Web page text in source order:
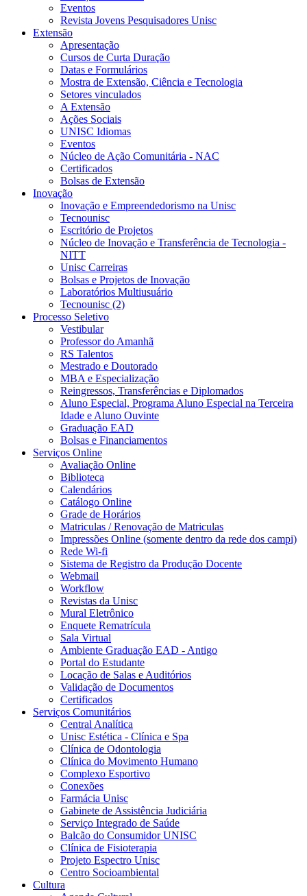
Eventos
Revista Jovens Pesquisadores Unisc
Extensão
Apresentação
Cursos de Curta Duração
Datas e Formulários
Mostra de Extensão, Ciência e Tecnologia
Setores vinculados
A Extensão
Ações Sociais
UNISC Idiomas
Eventos
Núcleo de Ação Comunitária - NAC
Certificados
Bolsas de Extensão
Inovação
Inovação e Empreendedorismo na Unisc
Tecnounisc
Escritório de Projetos
Núcleo de Inovação e Transferência de Tecnologia -
NITT
Unisc Carreiras
Bolsas e Projetos de Inovação
Laboratórios Multiusuário
Tecnounisc (2)
Processo Seletivo
Vestibular
Professor do Amanhã
RS Talentos
Mestrado e Doutorado
MBA e Especialização
Reingressos, Transferências e Diplomados
Aluno Especial, Programa Aluno Especial na Terceira
Idade e Aluno Ouvinte
Graduação EAD
Bolsas e Financiamentos
Serviços Online
Avaliação Online
Biblioteca
Calendários
Catálogo Online
Grade de Horários
Matriculas / Renovação de Matriculas
Impressões Online (somente dentro da rede dos campi)
Rede Wi-fi
Sistema de Registro da Produção Docente
Webmail
Workflow
Revistas da Unisc
Mural Eletrônico
Enquete Rematrícula
Sala Virtual
Ambiente Graduação EAD - Antigo
Portal do Estudante
Locação de Salas e Auditórios
Validação de Documentos
Certificados
Serviços Comunitários
Central Analítica
Unisc Estética - Clínica e Spa
Clínica de Odontologia
Clínica do Movimento Humano
Complexo Esportivo
Conexões
Farmácia Unisc
Gabinete de Assistência Judiciária
Serviço Integrado de Saúde
Balcão do Consumidor UNISC
Clínica de Fisioterapia
Projeto Espectro Unisc
Centro Socioambiental
Cultura